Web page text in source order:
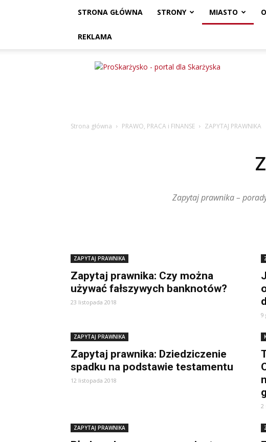
STRONA GŁÓWNA STRONY MIASTO
REKLAMA
ProSkarżysko
Strona główna PRAWO, PRACA i FINANSE ZAPYTAJ PRAWNIKA
Zapytaj prawnika –
ZAPYTAJ PRAWNIKA
Zapytaj prawnika: Czy można
używać fałszywych banknotów?
23 listopada 2018
9
ZAPYTAJ PRAWNIKA
Zapytaj prawnika: Dziedziczenie
spadku na podstawie testamentu
12 listopada 2018
2
ZAPYTAJ PRAWNIKA